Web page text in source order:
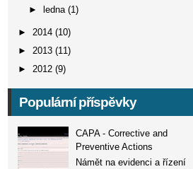
►
ledna(1)
► 2014 (10)
► 2013 (11)
► 2012 (9)
Populární příspěvky
CAPA - Corrective and
Preventive Actions
Námět na evidenci a řízení